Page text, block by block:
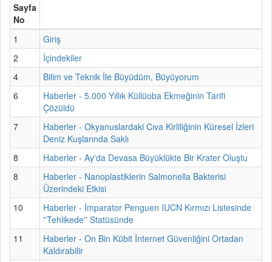
Sayfa
No
1
Giriş
2
İçindekiler
4
Bilim ve Teknik İle Büyüdüm, Büyüyorum
6
Haberler - 5.000 Yıllık Küllüoba Ekmeğinin Tarifi
Çözüldü
7
Haberler - Okyanuslardaki Cıva Kirliliğinin Küresel İzleri
Deniz Kuşlarında Saklı
8
Haberler - Ay'da Devasa Büyüklükte Bir Krater Oluştu
8
Haberler - Nanoplastiklerin Salmonella Bakterisi
Üzerindeki Etkisi
10
Haberler - İmparator Penguen IUCN Kırmızı Listesinde
''Tehlikede'' Statüsünde
11
Haberler - On Bin Kübit İnternet Güvenliğini Ortadan
Kaldırabilir